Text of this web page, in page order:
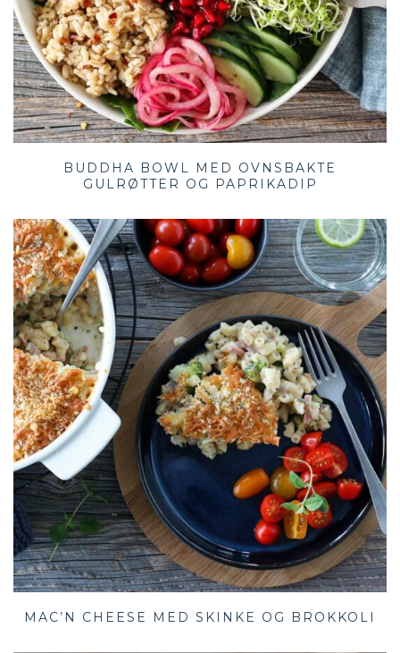
BUDDHA BOWL MED OVNSBAKTE
GULRØTTER OG PAPRIKADIP
MAC’N CHEESE MED SKINKE OG BROKKOLI